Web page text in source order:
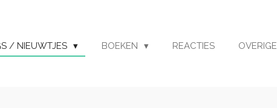
/ NIEUWTJES BOEKEN REACTIES OVERIGE